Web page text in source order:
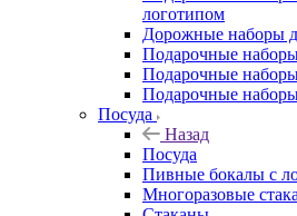
логотипом
Дорожные наборы
Подарочные
Подарочные
Подарочные
Посуда
Назад
Посуда
Пивные бокалы с
Многоразовые